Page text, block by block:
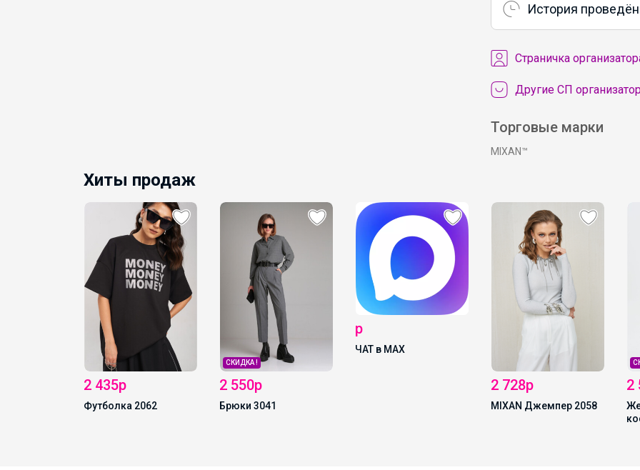
История
Cтраничка
Другие СП
Торговые марки
MIXAN™
Хиты продаж
СКИДКА !
2 550р
Брюки 3041
ЧАТ в MAX
СКИДКА !
2 580р
Женские брючные
2